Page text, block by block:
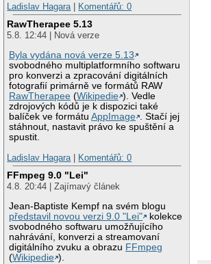
Ladislav Hagara
Komentářů: 0
RawTherapee 5.13
5.8. 12:44 | Nová verze
Byla vydána nová verze 5.13
svobodného multiplatformního softwaru
pro konverzi a zpracování digitálních
fotografií primárně ve formátů RAW
RawTherapee (Wikipedie ). Vedle
zdrojových kódů je k dispozici také
balíček ve formátuAppImage . Stačí jej
stáhnout, nastavit právo ke spuštění a
spustit.
Ladislav Hagara
Komentářů: 0
FFmpeg 9.0 "Lei"
4.8. 20:44 | Zajímavý článek
Jean-Baptiste Kempf na svém blogu
představil novou verzi 9.0 "Lei"
kolekce
svobodného softwaru umožňujícího
nahrávání, konverzi a streamovaní
digitálního zvuku a obrazu FFmpeg
(Wikipedie ).